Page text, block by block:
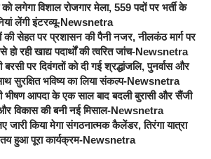
लगेगा विशाल रोजगार मेला, 559 पदों पर भर्ती के
लेंगी इंटरव्यू-Newsnetra
की सेहत पर प्रशासन की पैनी नजर, नीलकंठ मार्ग पर
रही खाद्य पदार्थों की त्वरित जांच-Newsnetra
पर दिवंगतों को दी गई श्रद्धांजलि, पुनर्वास और
सुरक्षित भविष्य का लिया संकल्प-Newsnetra
भीषण आपदा के एक साल बाद बदली बुरासी और सैंजी
और विकास की बनी नई मिसाल-Newsnetra
जारी किया मेगा संगठनात्मक कैलेंडर, तिरंगा यात्रा
हुआ पूरा कार्यक्रम-Newsnetra